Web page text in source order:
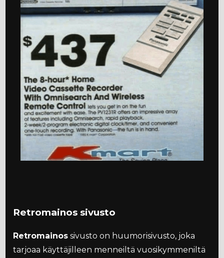
Retromainos sivusto
Retromainos sivusto on huumorisivusto, joka
tarjoaa käyttäjilleen menneiltä vuosikymmeniltä